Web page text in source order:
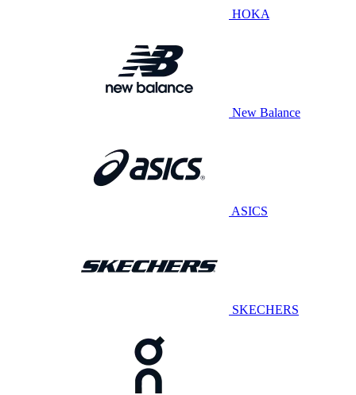
HOKA
New Balance
ASICS
SKECHERS